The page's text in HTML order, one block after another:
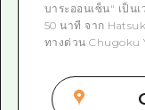
บาระออนเซ็น" เป็น
50 นาที จาก
ทางด่วน Chugoku